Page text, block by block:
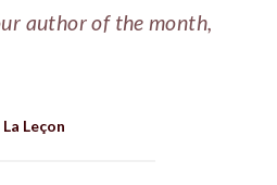
author of the month,
La Leçon